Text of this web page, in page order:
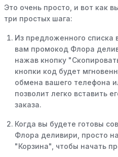
Это очень просто, и вот как
три простых шага:
Из предложенного списка
вам промокод Флора
нажав кнопку
кнопки код будет
обмена вашего телефона
позволит легко вставить
заказа.
Когда вы будете готовы
Флора деливири, просто
"Корзина", чтобы начать